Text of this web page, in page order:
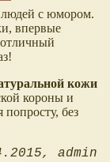
людей с юмором.
впервые
кожи
короны и
без
admin